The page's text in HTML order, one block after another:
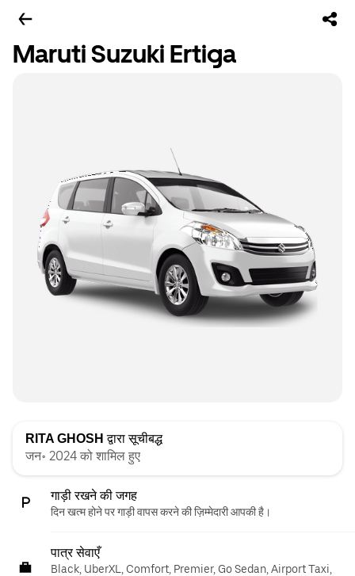
Maruti Suzuki Ertiga
RITA GHOSH द्वारा सूचीबद्ध
जन॰ 2024 को शामिल हुए
गाड़ी रखने की जगह
दिन खत्म होने पर गाड़ी वापस करने की ज़िम्मेदारी आपकी है।
पात्र सेवाएँ
Black, UberXL, Comfort, Premier, Go Sedan, Airport Taxi,